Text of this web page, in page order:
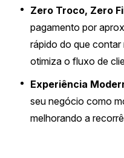
Zero Troco, Zero
pagamento por
rápido do que
otimiza o fluxo de
Experiência
seu negócio como
melhorando a